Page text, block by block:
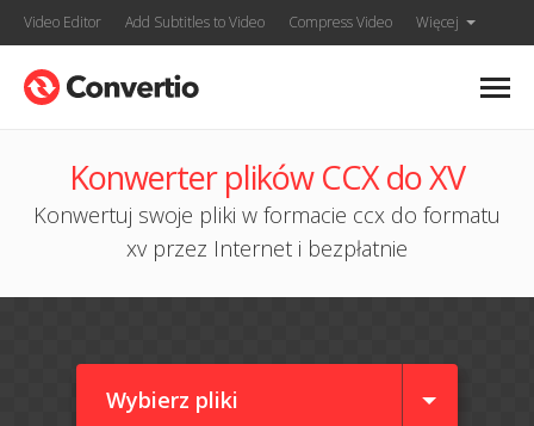
Video Editor Add Subtitles to Video Compress Video Więcej
Konwerter plików CCX do XV
Konwertuj swoje pliki w formacie ccx do formatu
xv przez Internet i bezpłatnie
Wybierz pliki